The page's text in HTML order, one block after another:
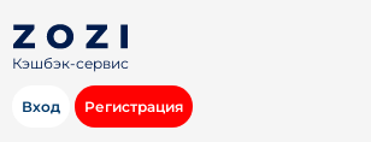
Кэшбэк-сервис
Вход Регистрация